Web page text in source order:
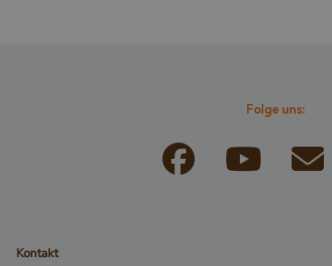
Folge uns:
Kontakt